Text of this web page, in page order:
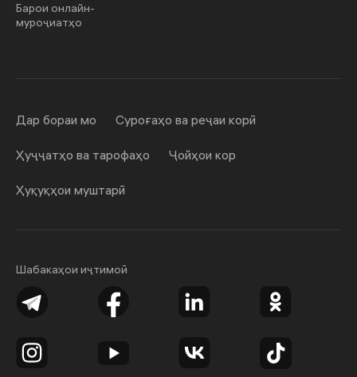
Барои онлайн-
муроҷиатҳо
Шабакаҳои иҷтимоӣ
Дар бораи мо Суроғаҳо ва реҷаи корӣ
Ҳуҷҷатҳо ва тарофаҳо Ҷойҳои кор
Ҳуқуқҳои муштарӣ